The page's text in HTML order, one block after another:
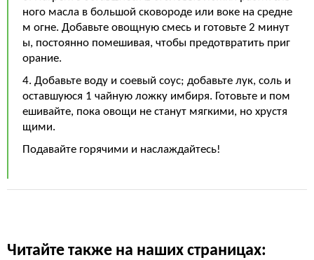
ного масла в большой сковороде или воке на средне
м огне. Добавьте овощную смесь и готовьте 2 минут
ы, постоянно помешивая, чтобы предотвратить приг
орание.
4. Добавьте воду и соевый соус; добавьте лук, соль и
оставшуюся 1 чайную ложку имбиря. Готовьте и пом
ешивайте, пока овощи не станут мягкими, но хрустя
щими.
Подавайте горячими и наслаждайтесь!
Читайте также на наших страницах: